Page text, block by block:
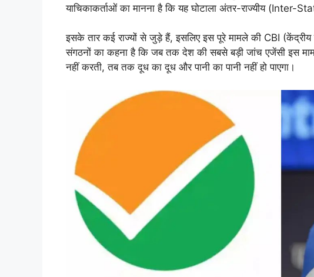
याचिकाकर्ताओं का मानना है कि यह घोटाला अंतर-राज्यीय (Inter-
इसके तार कई राज्यों से जुड़े हैं, इसलिए इस पूरे मामले की CBI
संगठनों का कहना है कि जब तक देश की सबसे बड़ी जांच एजेंसी इस
नहीं करती, तब तक दूध का दूध और पानी का पानी नहीं हो पाएगा।